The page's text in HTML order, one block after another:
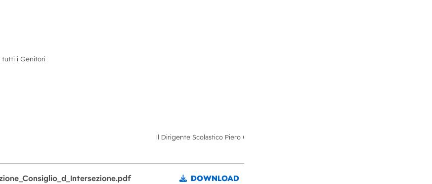
tutti i Genitori
Il Dirigente Scolastico Piero Granchelli
DOWNLOAD